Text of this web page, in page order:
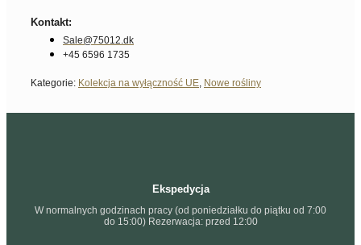
Kontakt:
Sale@75012.dk
+45 6596 1735
Kategorie: Kolekcja na wyłączność UE Nowe rośliny
Ekspedycja
W normalnych godzinach pracy (od poniedziałku do piątku od 7:00
do 15:00) Rezerwacja: przed 12:00